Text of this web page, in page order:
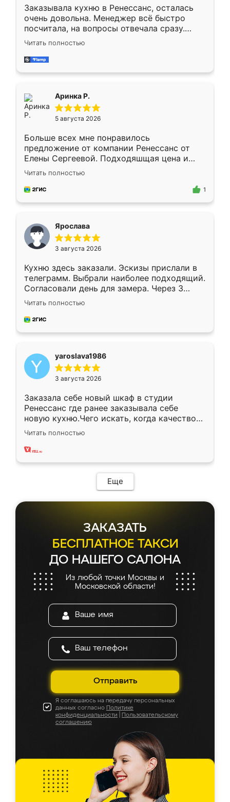
Заказывала кухню в Ренессанс, осталась
очень довольна. Менеджер всё быстро
посчитала, на вопросы отвечала сразу.
Замерщик приехал в субботу, подошёл к
делу со всей ответственностью. Собрали
за день, ребята работали аккуратно, даже
Читать полностью
Аринка Р.
5 августа 2026
Больше всех мне понравилось
предложение от компании Ренессанс от
Елены Сергеевой. Подходяшщая цена и
короткие сроки изготовления. Приехавший
для замера сотрудник Владислав
предложил по моему эскизу самый
Читать полностью
1
Ярослава
3 августа 2026
Кухню здесь заказали. Эскизы прислали в
телеграмм. Выбрали наиболее подходящий.
Согласовали день для замера. Через 3
недели кухня была уже готова. Остались
довольны работой. Спасибо Ренессанс
мебель за качественную работу!
Читать полностью
yaroslava1986
3 августа 2026
Заказала себе новый шкаф в студии
Ренессанс где ранее заказывала себе
новую кухню.Чего искать, когда качеством
вполне довольна. Служит кухня уже почти
два года, нареканий нет.
Читать полностью
Еще
ЗАКАЗАТЬ
БЕСПЛАТНОЕ ТАКСИ
ДО НАШЕГО САЛОНА
Из любой точки Москвы и
Московской области!
Отправить
Я соглашаюсь на передачу персональных
данных согласно Политике
конфиденциальности
Пользовательскому
соглашению